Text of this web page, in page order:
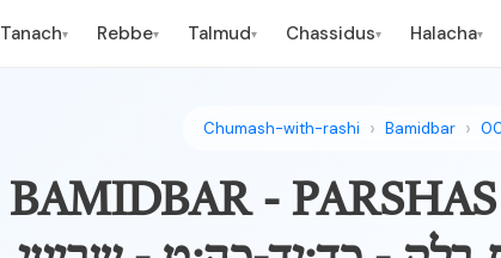
Tanach▾ Rebbe▾ Talmud▾ Chassidus▾ Halacha▾
Chumash-with-rashi Bamidbar